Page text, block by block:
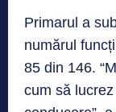
Primarul a
numărul
85 din 146.
cum să